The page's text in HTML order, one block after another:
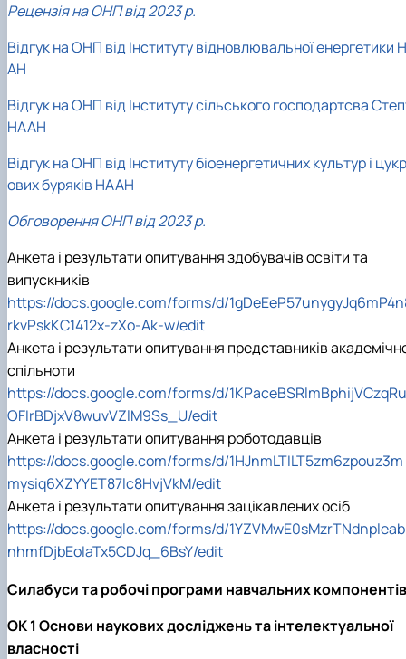
Рецензія на ОНП від 2023 р.
Відгук на ОНП від Інституту відновлювальної енергетики Н
АН
Відгук на ОНП від Інституту сільського господартсва
НААН
Відгук на ОНП від Інституту біоенергетичних культур і цукр
ових буряків НААН
Обговорення ОНП від 2023 р.
Анкета і результати опитування здобувачів освіти та
випускників
https://docs.google.com/forms/d/
rkvPskKC1412x-zXo-Ak-w/edit
Анкета і результати опитування представників
спільноти
https://docs.google.com/forms/d/1KPaceBSRlmBphijVCzqRu
OFIrBDjxV8wuvVZlM9Ss_U/edit
Анкета і результати опитування роботодавців
https://docs.google.com/forms/d/1HJnmLTILT5zm6zpouz3m
mysiq6XZYYET87lc8HvjVkM/edit
Анкета і результати опитування зацікавлених осіб
https://docs.google.com/forms/d/1YZVMwE0sMzrTNdnpleab
nhmfDjbEoIaTx5CDJq_6BsY/edit
Силабуси та робочі програми навчальних компонентів
ОК 1 Основи наукових досліджень та інтелектуальної
власності